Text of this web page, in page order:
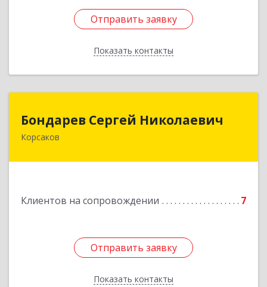
Отправить заявку
Показать контакты
Отправить заявку
Назад
Бондарев Сергей Николаевич
Корсаков
Клиентов на сопровождении 7
Отправить заявку
Показать контакты
Бондарев Сергей Николаевич
Отправить заявку
Назад